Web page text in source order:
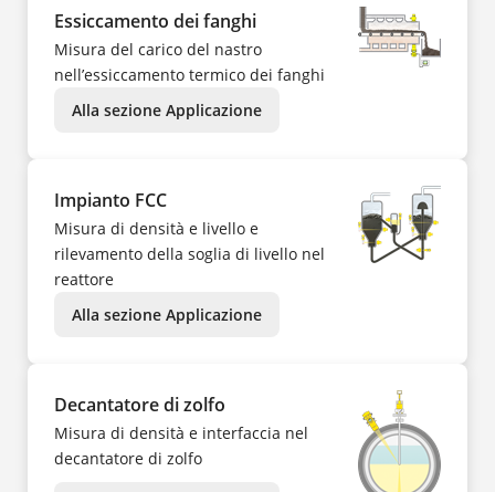
Essiccamento dei fanghi
Misura del carico del nastro
nell’essiccamento termico dei fanghi
Alla sezione Applicazione
Impianto FCC
Misura di densità e livello e
rilevamento della soglia di livello nel
reattore
Alla sezione Applicazione
Decantatore di zolfo
Misura di densità e interfaccia nel
decantatore di zolfo